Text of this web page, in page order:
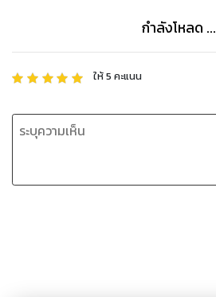
กำลังโหลด ...
ให้5 คะแนน